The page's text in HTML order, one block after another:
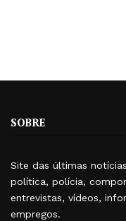
SOBRE
Site das últimas
política, polícia,
entrevistas, vídeos,
empregos.